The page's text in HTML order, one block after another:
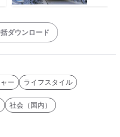
ダウンロード
ー ライフスタイル
社会（国内）